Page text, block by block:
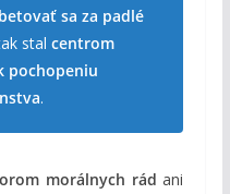
sa za padlé
stal centrom
pochopeniu
.
morálnych rád ani